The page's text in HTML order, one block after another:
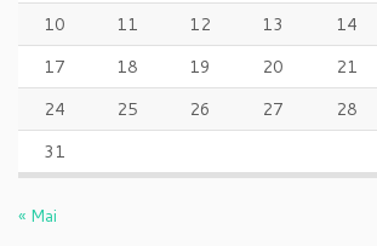
10
11 12 13 14
17
18 19 20 21
24
25 26 27 28
31
« Mai